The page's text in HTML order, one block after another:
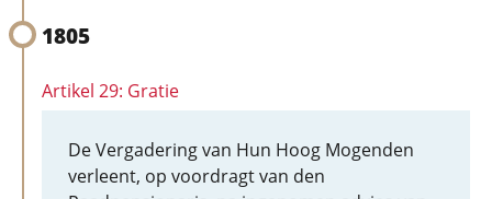
1805
Artikel 29: Gratie
De Vergadering van Hun Hoog Mogenden
verleent, op voordragt van den